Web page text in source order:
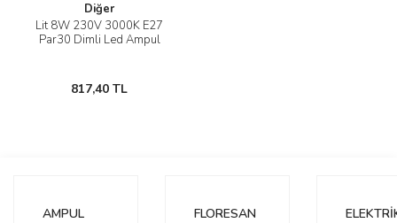
Diğer
Lit 8W 230V 3000K E27
Par30 Dimli Led Ampul
817,40 TL
AMPUL
FLORESAN